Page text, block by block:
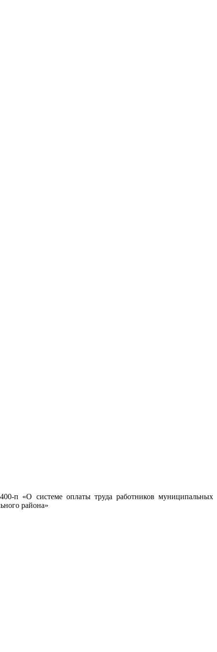
п «О системе оплаты труда работников муниципальных
района»